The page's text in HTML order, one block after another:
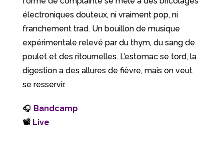
électroniques douteux, ni vraiment pop, ni
franchement trad. Un bouillon de musique
expérimentale relevé par du thym, du sang de
poulet et des ritournelles. L’estomac se tord, la
digestion a des allures de fièvre, mais on veut
se resservir.
🎧 Bandcamp
📽 Live